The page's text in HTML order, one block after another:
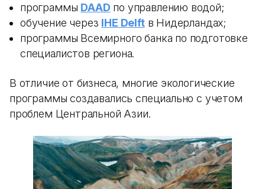
программы DAAD по управлению водой;
обучение через IHE Delftв Нидерландах;
программы Всемирного банка по подготовке
специалистов региона.
В отличие от бизнеса, многие экологические
программы создавались специально с учетом
проблем Центральной Азии.